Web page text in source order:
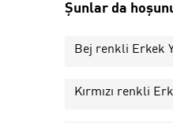
Şunlar da
Bej renkli Erkek
Kırmızı renkli